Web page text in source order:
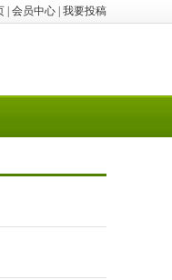
会员中心 我要投稿